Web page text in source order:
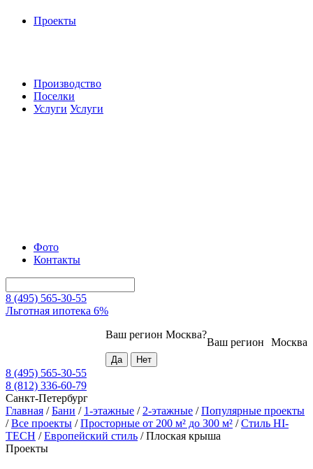
Проекты
Производство
Поселки
Услуги Услуги
Фото
Контакты
8 (495) 565-30-55
Льготная ипотека 6%
Москва
Ваш регион
Ваш регион Москва?
8 (495) 565-30-55
8 (812) 336-60-79
Санкт-Петербург
Главная /Бани / 1-этажные / 2-этажные /Популярные проекты
/Все проекты /Просторные от 200 м² до 300 м² /Стиль HI-
TECH /Европейский стиль /Плоская крыша
Проекты